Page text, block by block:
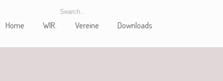
Home WIR. Vereine Downloads